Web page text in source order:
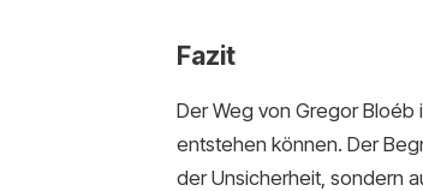
Fazit
Der Weg von Gregor Bloéb
entstehen können. Der
der Unsicherheit, sondern